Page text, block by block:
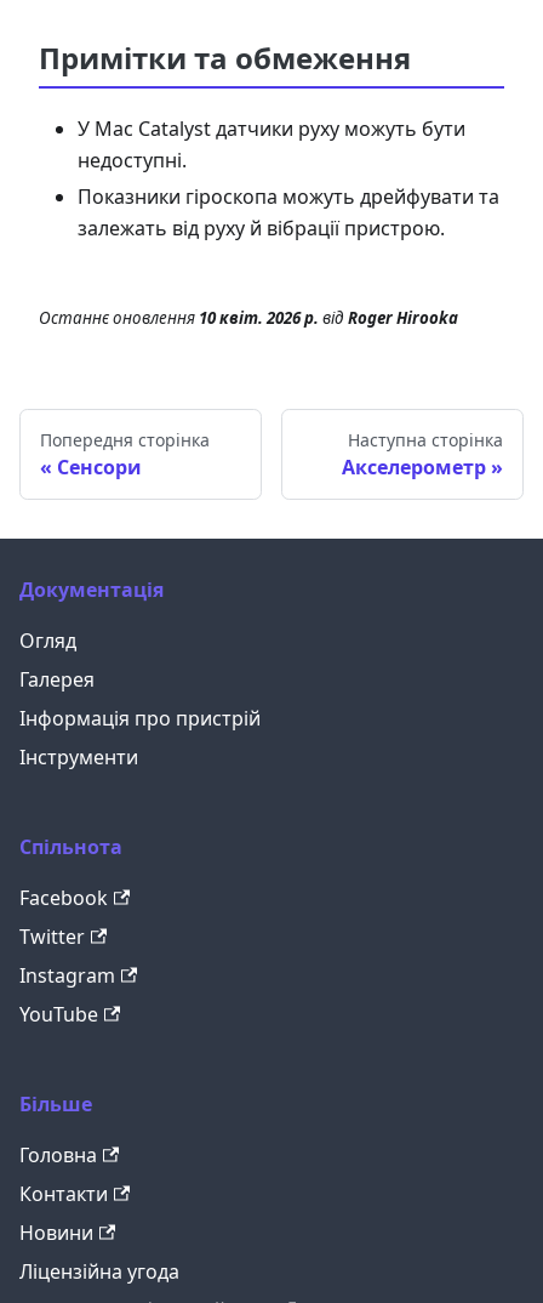
Примітки та обмеження
У Mac Catalyst датчики руху можуть бути
недоступні.
Показники гіроскопа можуть дрейфувати та
залежать від руху й вібрації пристрою.
Останнє оновлення 10 квіт. 2026 р. від Roger Hirooka
Попередня сторінка
Сенсори
Наступна сторінка
Акселерометр
Документація
Огляд
Галерея
Інформація про пристрій
Інструменти
Спільнота
Facebook
Twitter
Instagram
YouTube
Більше
Головна
Контакти
Новини
Ліцензійна угода